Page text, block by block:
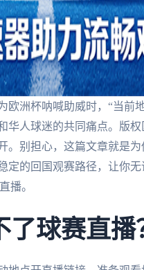
欧洲杯呐喊助威时，“当前
华人球迷的共同痛点。版
。别担心，这篇文章就是
定的回国观赛路径，让你
播。
球赛直播